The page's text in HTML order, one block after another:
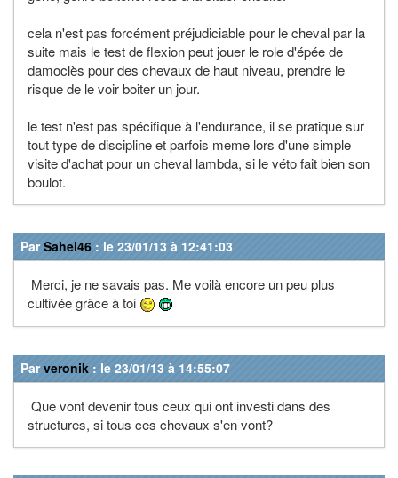
cela n'est pas forcément préjudiciable pour le cheval par la
suite mais le test de flexion peut jouer le role d'épée de
damoclès pour des chevaux de haut niveau, prendre le
risque de le voir boiter un jour.
le test n'est pas spécifique à l'endurance, il se pratique sur
tout type de discipline et parfois meme lors d'une simple
visite d'achat pour un cheval lambda, si le véto fait bien son
boulot.
ParSahel46 : le 23/01/13 à 12:41:03
Merci, je ne savais pas. Me voilà encore un peu plus
cultivée grâce à toi
Parveronik : le 23/01/13 à 14:55:07
Que vont devenir tous ceux qui ont investi dans des
structures, si tous ces chevaux s'en vont?